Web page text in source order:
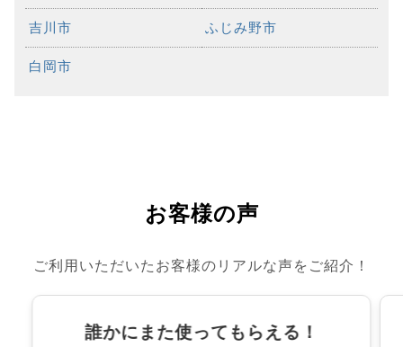
吉川市 ふじみ野市
白岡市
お客様の声
ご利用いただいたお客様のリアルな声をご紹介！
誰かにまた使ってもらえる！